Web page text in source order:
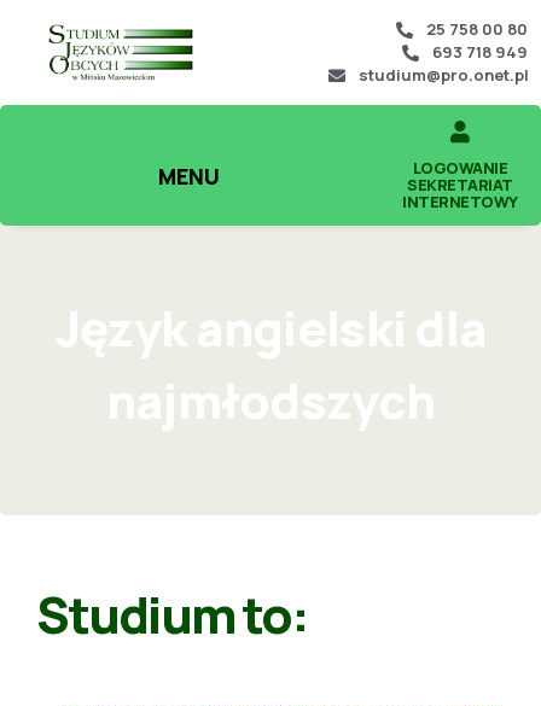
25 758 00 80
693 718 949
studium@pro.onet.pl
MENU LOGOWANIE
SEKRETARIAT
INTERNETOWY
Język angielski dla
najmłodszych
Studium to: